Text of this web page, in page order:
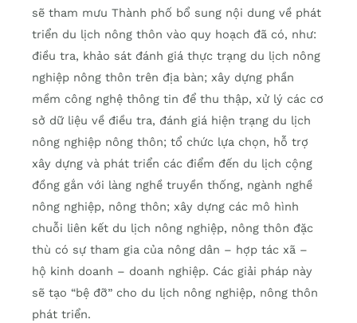
sẽ tham mưu Thành phố bổ sung nội dung về phát
triển du lịch nông thôn vào quy hoạch đã có, như:
điều tra, khảo sát đánh giá thực trạng du lịch nông
nghiệp nông thôn trên địa bàn; xây dựng phần
mềm công nghệ thông tin để thu thập, xử lý các cơ
sở dữ liệu về điều tra, đánh giá hiện trạng du lịch
nông nghiệp nông thôn; tổ chức lựa chọn, hỗ trợ
xây dựng và phát triển các điểm đến du lịch cộng
đồng gắn với làng nghề truyền thống, ngành nghề
nông nghiệp, nông thôn; xây dựng các mô hình
chuỗi liên kết du lịch nông nghiệp, nông thôn đặc
thù có sự tham gia của nông dân – hợp tác xã –
hộ kinh doanh – doanh nghiệp. Các giải pháp này
sẽ tạo “bệ đỡ” cho du lịch nông nghiệp, nông thôn
phát triển.